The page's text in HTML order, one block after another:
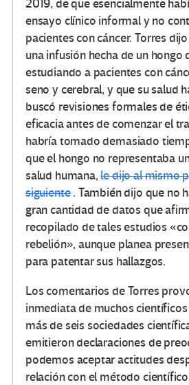
2019, de que esencialmente
ensayo clínico informal y no
pacientes con cáncer. Torres
una infusión hecha de un hongo
estudiando a pacientes con
seno y cerebral, y que su salud
buscó revisiones formales de
eficacia antes de comenzar el
habría tomado demasiado
que el hongo no representaba
salud humana,le dijo al mismo
siguiente. También dijo que no
gran cantidad de datos que
recopilado de tales estudios
rebelión», aunque planea
para patentar sus hallazgos.
Los comentarios de Torres
inmediata de muchos
más de seis sociedades
emitieron declaraciones de
podemos aceptar actitudes
relación con el método